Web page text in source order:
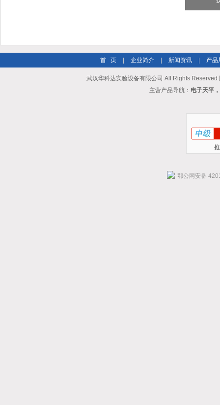
首 页 企业简介 新闻资讯 产品
武汉华科达实验设备有限公司 All Rights Reserved
主营产品导航： 电子天平
鄂公网安备